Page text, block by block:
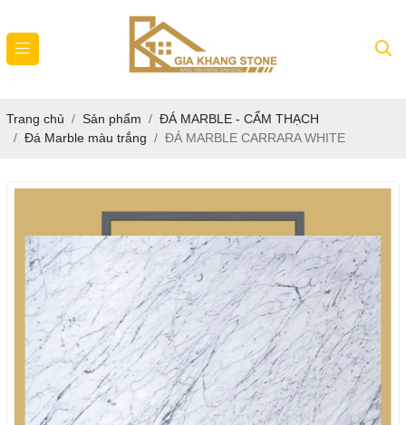
Trang chủ Sản phẩm
ĐÁ MARBLE - CẨM THẠCH
Đá Marble màu trắng
ĐÁ MARBLE CARRARA WHITE